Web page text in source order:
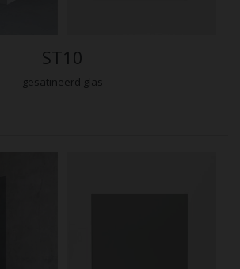
ST10
gesatineerd glas